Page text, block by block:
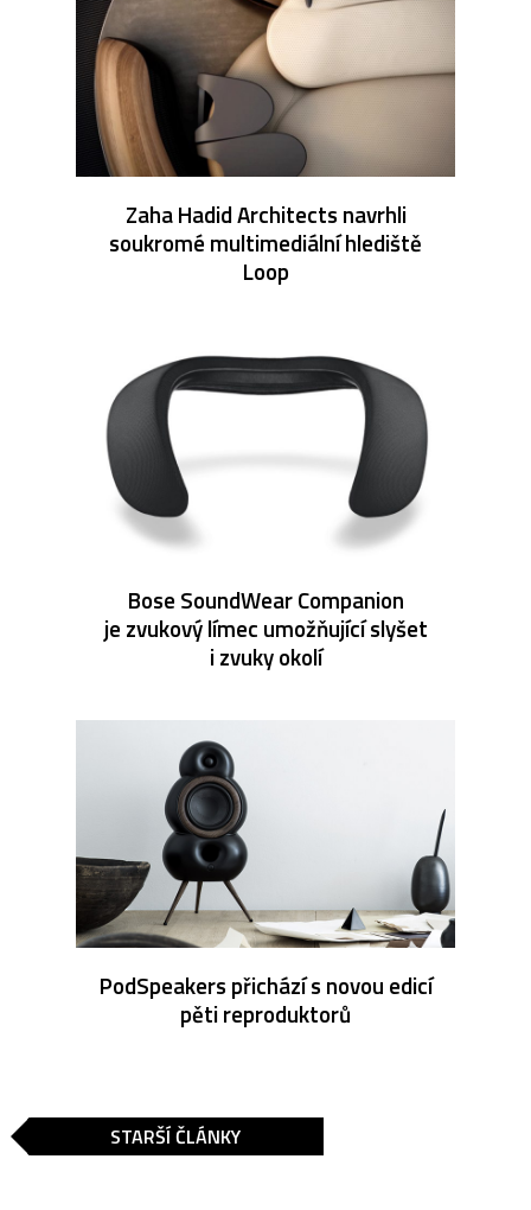
Zaha Hadid Architects navrhli
soukromé multimediální hlediště
Loop
Bose SoundWear Companion
je zvukový límec umožňující slyšet
i zvuky okolí
PodSpeakers přichází s novou edicí
pěti reproduktorů
STARŠÍ ČLÁNKY